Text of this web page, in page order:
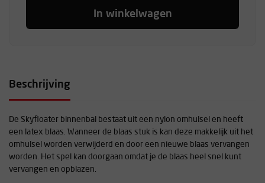
In winkelwagen
Beschrijving
De Skyfloater binnenbal bestaat uit een nylon omhulsel en heeft
een latex blaas. Wanneer de blaas stuk is kan deze makkelijk uit het
omhulsel worden verwijderd en door een nieuwe blaas vervangen
worden. Het spel kan doorgaan omdat je de blaas heel snel kunt
vervangen en opblazen.